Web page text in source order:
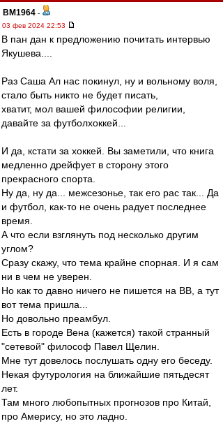
BM1964 -
03 фев 2024 22:53
В пан дан к предложению почитать интервью
Якушева....
Раз Саша Ал нас покинул, ну и вольному воля,
стало быть никто не будет писать,
хватит, мол вашей философии религии,
давайте за футболхоккей...
И да, кстати за хоккей. Вы заметили, что книга
медленно дрейфует в сторону этого
прекрасного спорта.
Ну да, ну да... межсезонье, так его рас так... Да
и футбол, как-то не очень радует последнее
время.
А что если взглянуть под несколько другим
углом?
Сразу скажу, что тема крайне спорная. И я сам
ни в чем не уверен.
Но как то давно ничего не пишется на ВВ, а тут
вот тема пришла...
Но довольно преамбул.
Есть в городе Вена (кажется) такой странный
"сетевой" философ Павел Щелин.
Мне тут довелось послушать одну его беседу.
Некая футурология на ближайшие пятьдесят
лет.
Там много любопытных прогнозов про Китай,
про Амерису, но это ладно.